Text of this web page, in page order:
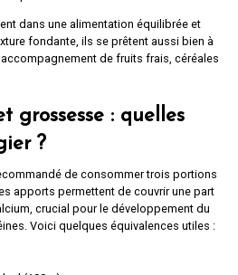
dans une alimentation équilibrée et
fondante, ils se prêtent aussi bien à
de fruits frais, céréales
grossesse : quelles
?
de consommer trois portions
apports permettent de couvrir une part
crucial pour le développement du
Voici quelques équivalences utiles :